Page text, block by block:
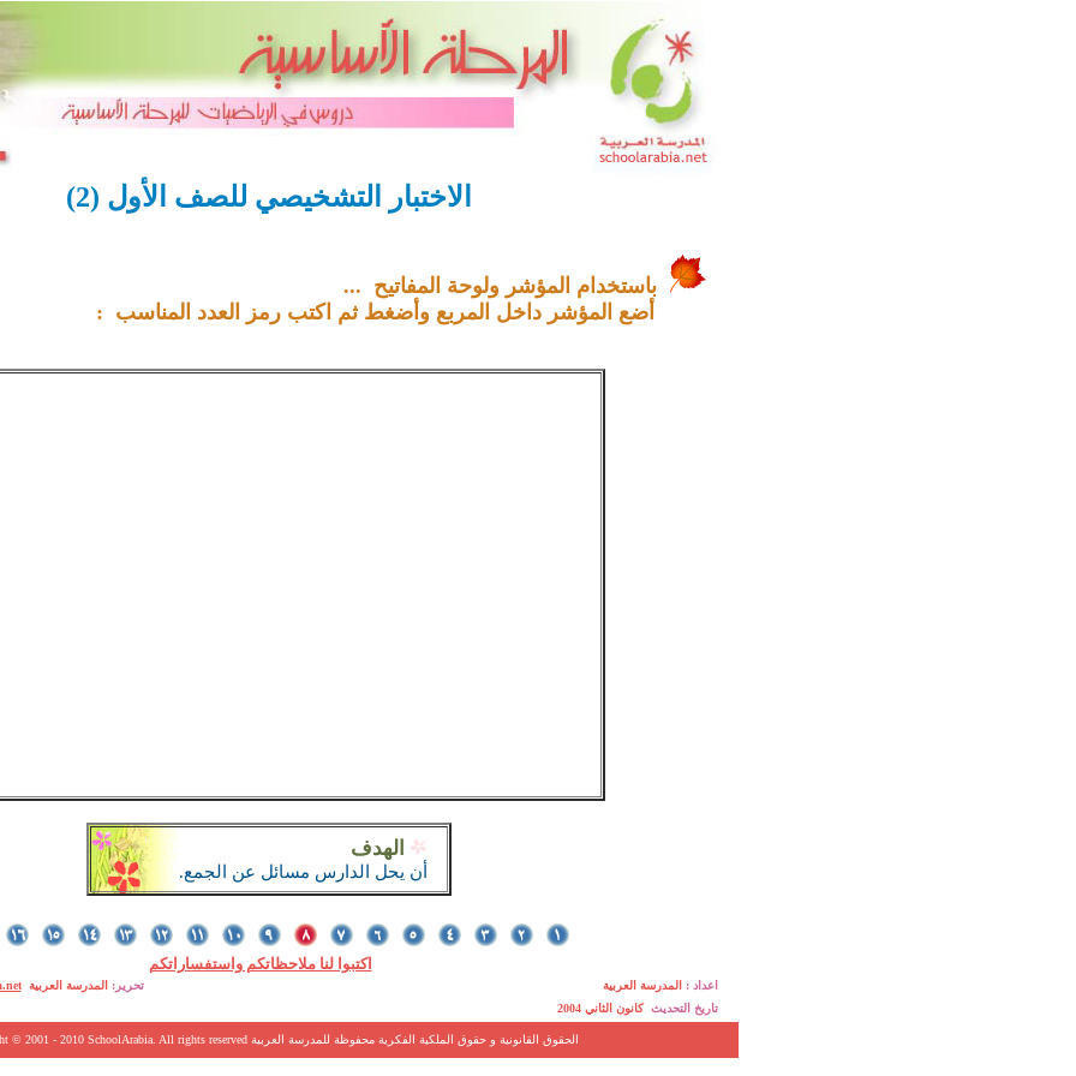
الاختبار التشخيصي للصف الأول (2
)
باستخدام المؤشر ولوحة المفاتيح ...
أضع المؤشر داخل المربع وأضغط ثم اكتب رمز العدد المناسب :
الهدف
أن يحل الدارس مسائل عن الجمع.
اكتبوا لنا ملاحظاتكم واستفساراتكم
تحرير: المدرسة العربية اعداد :
المدرسة العربية
تاريخ التحديث كانون الثاني 2004
© 2001 - 2010 SchoolArabia. All rights reserved الحقوق القانونية و حقوق الملكية الفكرية محفوظة للمدرسة العربية